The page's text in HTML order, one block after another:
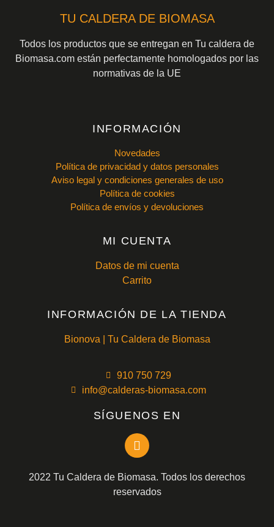
TU CALDERA DE BIOMASA
Todos los productos que se entregan en Tu caldera de
Biomasa.com están perfectamente homologados por las
normativas de la UE
INFORMACIÓN
Novedades
Política de privacidad y datos personales
Aviso legal y condiciones generales de uso
Política de cookies
Política de envíos y devoluciones
MI CUENTA
Datos de mi cuenta
Carrito
INFORMACIÓN DE LA TIENDA
Bionova | Tu Caldera de Biomasa
910 750 729
info@calderas-biomasa.com
SÍGUENOS EN
2022 Tu Caldera de Biomasa. Todos los derechos
reservados